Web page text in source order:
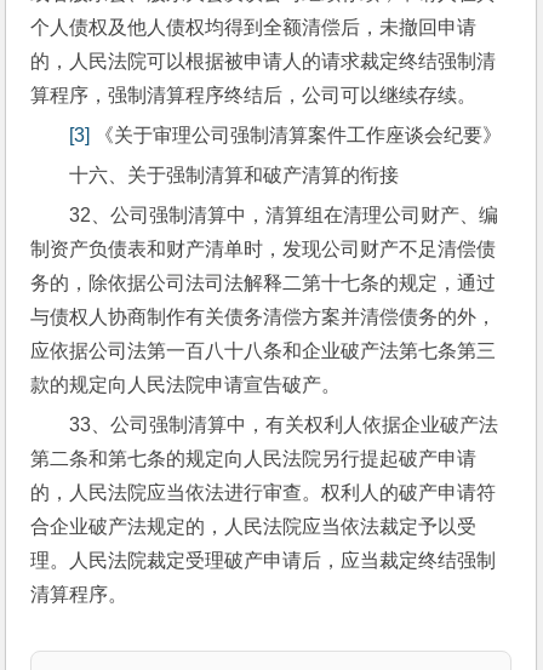
个人债权及他人债权均得到全额清偿后，未撤回申请
的，人民法院可以根据被申请人的请求裁定终结强制清
算程序，强制清算程序终结后，公司可以继续存续。
[3]
《关于审理公司强制清算案件工作座谈会纪要》
十六、关于强制清算和破产清算的衔接
32、公司强制清算中，清算组在清理公司财产、编
制资产负债表和财产清单时，发现公司财产不足清偿债
务的，除依据公司法司法解释二第十七条的规定，通过
与债权人协商制作有关债务清偿方案并清偿债务的外，
应依据公司法第一百八十八条和企业破产法第七条第三
款的规定向人民法院申请宣告破产。
33、公司强制清算中，有关权利人依据企业破产法
第二条和第七条的规定向人民法院另行提起破产申请
的，人民法院应当依法进行审查。权利人的破产申请符
合企业破产法规定的，人民法院应当依法裁定予以受
理。人民法院裁定受理破产申请后，应当裁定终结强制
清算程序。